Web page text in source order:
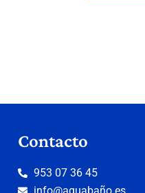
Contacto
953 07 36 45
info@aquabaño.es